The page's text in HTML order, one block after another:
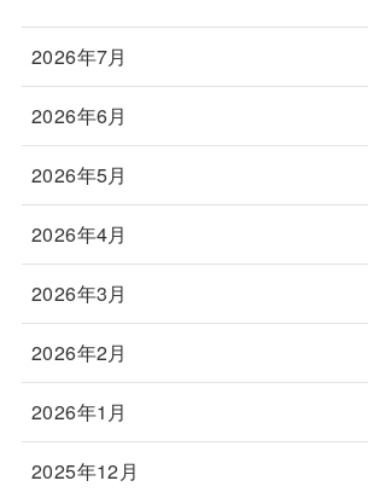
2026年7月
2026年6月
2026年5月
2026年4月
2026年3月
2026年2月
2026年1月
2025年12月